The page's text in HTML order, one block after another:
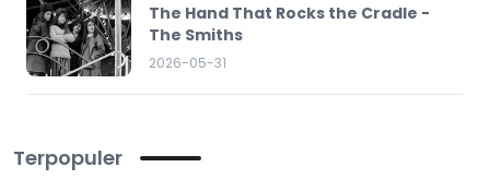
The Hand That Rocks the Cradle -
The Smiths
2026-05-31
Terpopuler